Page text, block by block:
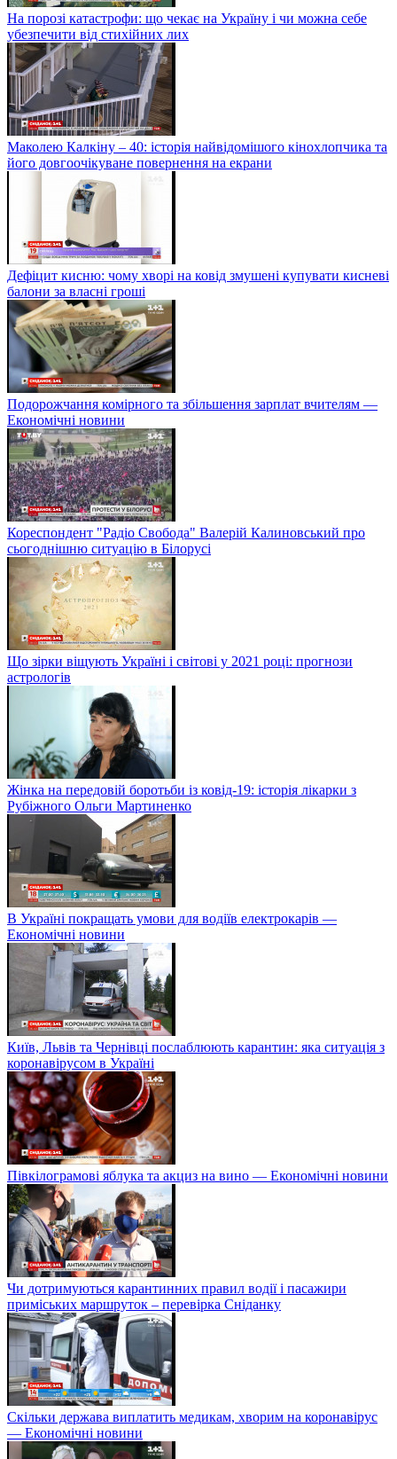
На порозі катастрофи: що чекає на Україну і чи можна себе
убезпечити від стихійних лих
Маколею Калкіну – 40: історія найвідомішого кінохлопчика та
його довгоочікуване повернення на екрани
Дефіцит кисню: чому хворі на ковід змушені купувати кисневі
балони за власні гроші
Подорожчання комірного та збільшення зарплат вчителям —
Економічні новини
Кореспондент "Радіо Свобода" Валерій Калиновський про
сьогоднішню ситуацію в Білорусі
Що зірки віщують Україні і світові у 2021 році: прогнози
астрологів
Жінка на передовій боротьби із ковід-19: історія лікарки з
Рубіжного Ольги Мартиненко
В Україні покращать умови для водіїв електрокарів —
Економічні новини
Київ, Львів та Чернівці послаблюють карантин: яка ситуація з
коронавірусом в Україні
Півкілограмові яблука та акциз на вино — Економічні новини
Чи дотримуються карантинних правил водії і пасажири
приміських маршруток – перевірка Сніданку
Скільки держава виплатить медикам, хворим на коронавірус
— Економічні новини